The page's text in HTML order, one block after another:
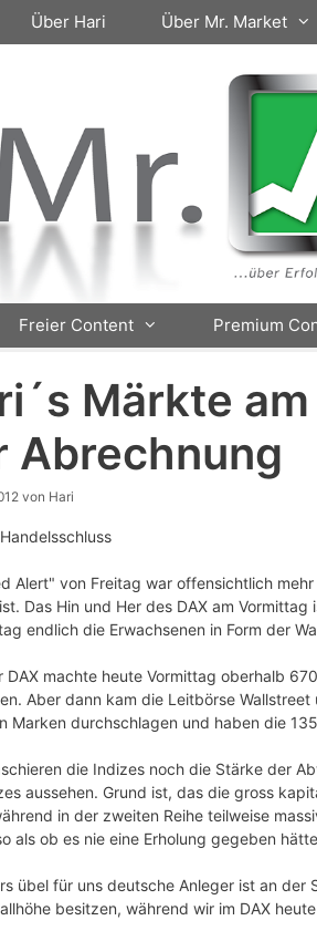
Über Hari Über Mr. Market
Freier Content Premium
Märkte
Abrechnung
von Hari
Alert" von Freitag war offensichtlich
Das Hin und Her des DAX am
endlich die Erwachsenen in Form der
DAX machte heute Vormittag oberhalb
Aber dann kam die Leitbörse
Marken durchschlagen und haben die
die Indizes noch die Stärke der
aussehen. Grund ist, das die gross
in der zweiten Reihe teilweise
als ob es nie eine Erholung gegeben
übel für uns deutsche Anleger ist an
besitzen, während wir im DAX